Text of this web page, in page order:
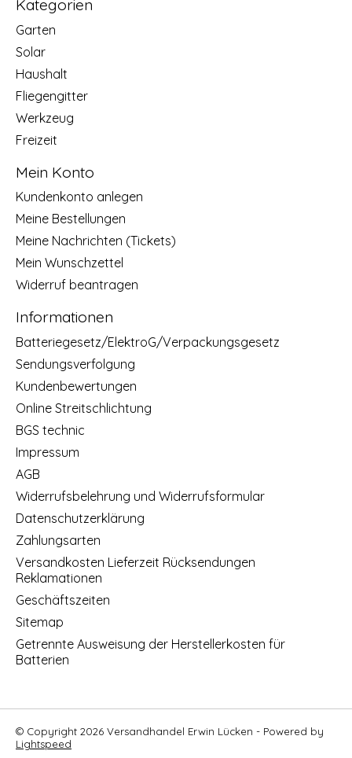
Kategorien
Garten
Solar
Haushalt
Fliegengitter
Werkzeug
Freizeit
Mein Konto
Kundenkonto anlegen
Meine Bestellungen
Meine Nachrichten (Tickets)
Mein Wunschzettel
Widerruf beantragen
Informationen
Batteriegesetz/ElektroG/Verpackungsgesetz
Sendungsverfolgung
Kundenbewertungen
Online Streitschlichtung
BGS technic
Impressum
AGB
Widerrufsbelehrung und Widerrufsformular
Datenschutzerklärung
Zahlungsarten
Versandkosten Lieferzeit Rücksendungen
Reklamationen
Geschäftszeiten
Sitemap
Getrennte Ausweisung der Herstellerkosten für
Batterien
© Copyright 2026 Versandhandel Erwin Lücken - Powered by
Lightspeed